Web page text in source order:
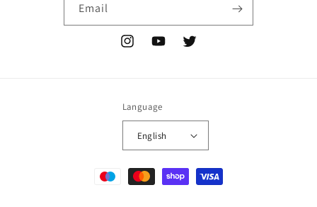
Email
InstagramYouTubeTwitter
Language
English
Payment
methods